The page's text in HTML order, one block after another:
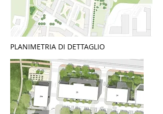
PLANIMETRIA DI DETTAGLIO